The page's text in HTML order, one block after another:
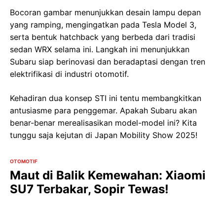
Bocoran gambar menunjukkan desain lampu depan
yang ramping, mengingatkan pada Tesla Model 3,
serta bentuk hatchback yang berbeda dari tradisi
sedan WRX selama ini. Langkah ini menunjukkan
Subaru siap berinovasi dan beradaptasi dengan tren
elektrifikasi di industri otomotif.
Kehadiran dua konsep STI ini tentu membangkitkan
antusiasme para penggemar. Apakah Subaru akan
benar-benar merealisasikan model-model ini? Kita
tunggu saja kejutan di Japan Mobility Show 2025!
OTOMOTIF
Maut di Balik Kemewahan: Xiaomi
SU7 Terbakar, Sopir Tewas!